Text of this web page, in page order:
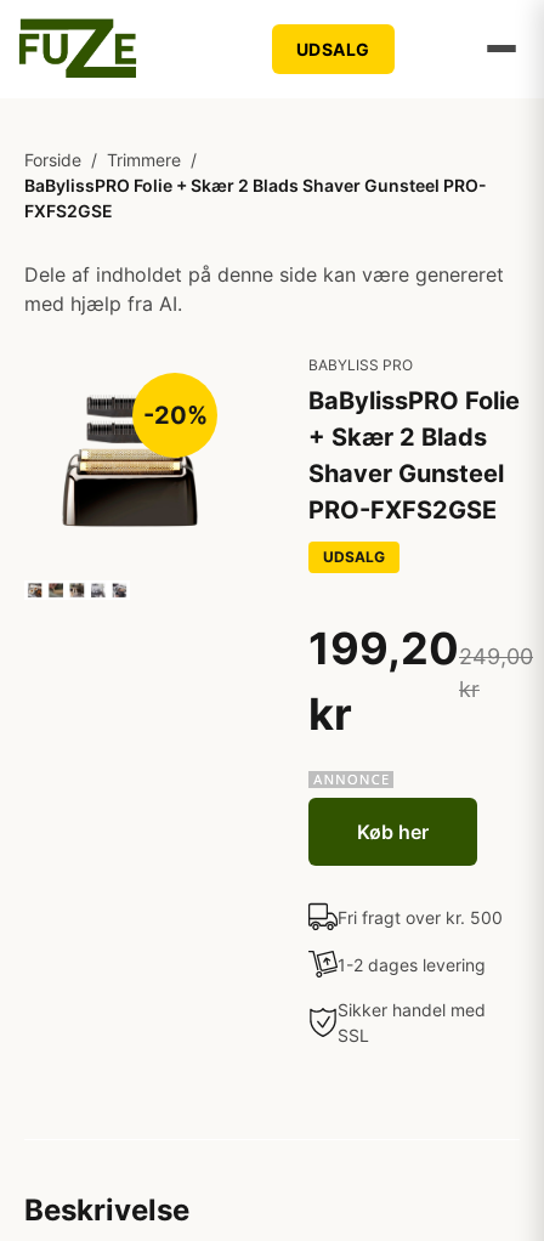
UDSALG
Forside / Trimmere /
BaBylissPRO Folie + Skær 2 Blads Shaver Gunsteel PRO-
FXFS2GSE
Dele af indholdet på denne side kan være genereret
med hjælp fra AI.
-20%
BABYLISS PRO
BaBylissPRO Folie
+ Skær 2 Blads
Shaver Gunsteel
PRO-FXFS2GSE
UDSALG
199,20
kr
249,00
kr
Køb her
Fri fragt over kr. 500
1-2 dages levering
Sikker handel med
SSL
Beskrivelse